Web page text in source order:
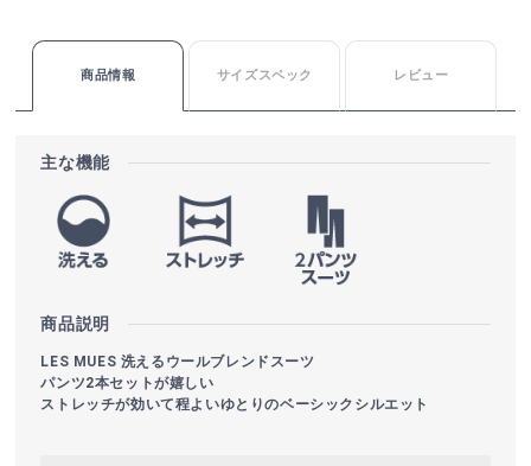
商品情報 サイズスペック レビュー
主な機能
商品説明
LES MUES 洗えるウールブレンドスーツ
パンツ2本セットが嬉しい
ストレッチが効いて程よいゆとりのベーシックシルエット